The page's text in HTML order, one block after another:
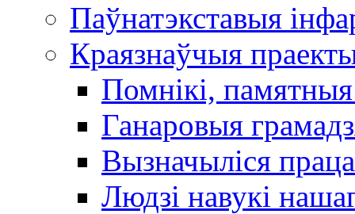
Паўнатэкставыя
Краязнаўчыя
Помнікі,
Ганаровыя
Вызначыліся
Людзі навукі